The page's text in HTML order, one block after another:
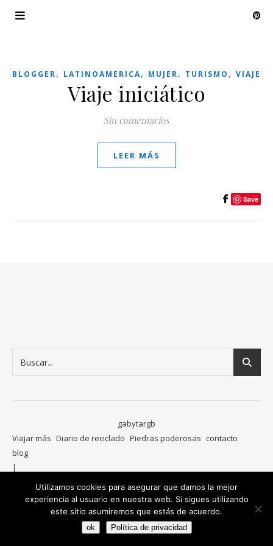
BLOGGER, LATINOAMERICA, MUJER, TURISMO , VIAJE
Viaje iniciático
Sin comentarios
LEER MÁS
Save
gabytargb
Viajar más Diario de reciclado Piedras poderosas contacto
blog
Ashe Tema de
Utilizamos cookies para asegurar que damos la mejor
experiencia al usuario en nuestra web. Si sigues utilizando
este sitio asumiremos que estás de acuerdo.
ok Política de privacidad